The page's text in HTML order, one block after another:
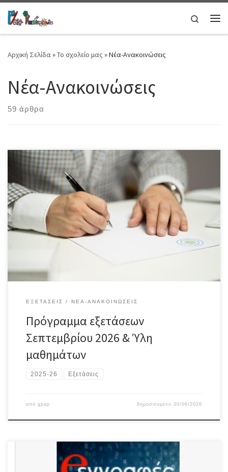
Μετάβαση στο περιεχόμενο
Search
Αρχική Σελίδα»Το σχολείο μας »Νέα-Ανακοινώσεις
Νέα-Ανακοινώσεις
59 άρθρα
Ύλη εξετάσεων Α’ Γυμνασίου Ύλη εξετάσεων Β’ Γυμνασίου Ύλη
εξετάσεων Γ’ Γυμνασίου
ΕΞΕΤΆΣΕΙΣ ΝΈΑ-ΑΝΑΚΟΙΝΏΣΕΙΣ
Πρόγραμμα εξετάσεων
Σεπτεμβρίου 2026 & Ύλη
μαθημάτων
2025-26 Εξετάσεις
από gpap δημοσιευμένο30/06/2026